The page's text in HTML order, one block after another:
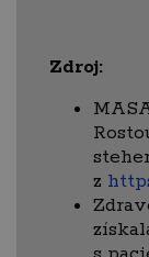
Zdroj:
z